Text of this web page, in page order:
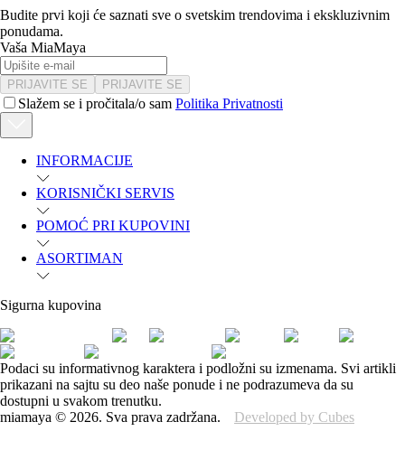
Budite prvi koji će saznati sve o svetskim trendovima i ekskluzivnim
ponudama.
Vaša MiaMaya
PRIJAVITE SE PRIJAVITE SE
Slažem se i pročitala/o sam Politika Privatnosti
INFORMACIJE
KORISNIČKI SERVIS
POMOĆ PRI KUPOVINI
ASORTIMAN
Sigurna kupovina
Podaci su informativnog karaktera i podložni su izmenama. Svi artikli
prikazani na sajtu su deo naše ponude i ne podrazumeva da su
dostupni u svakom trenutku.
miamaya © 2026. Sva prava zadržana. Developed by Cubes